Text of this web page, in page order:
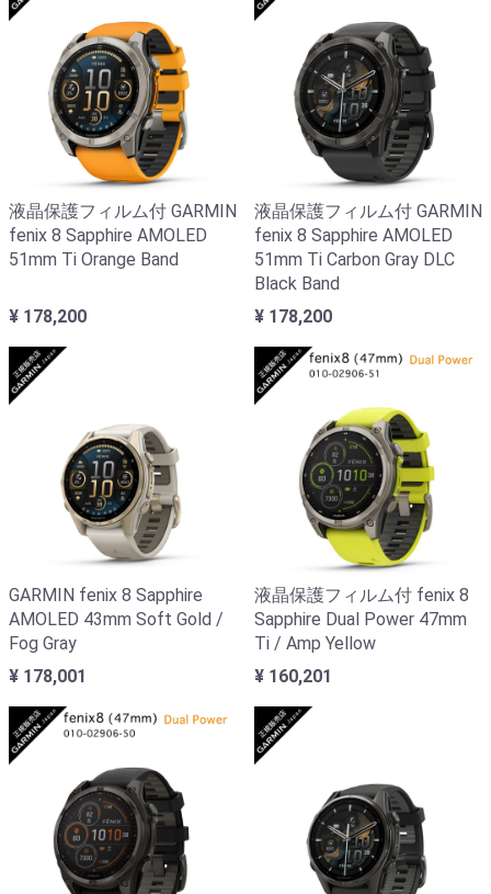
液晶保護フィルム付 GARMIN
fenix 8 Sapphire AMOLED
51mm Ti Orange Band
¥ 178,200
液晶保護フィルム付 GARMIN
fenix 8 Sapphire AMOLED
51mm Ti Carbon Gray DLC
Black Band
¥ 178,200
GARMIN fenix 8 Sapphire
AMOLED 43mm Soft Gold /
Fog Gray
¥ 178,001
液晶保護フィルム付 fenix 8
Sapphire Dual Power 47mm
Ti / Amp Yellow
¥ 160,201